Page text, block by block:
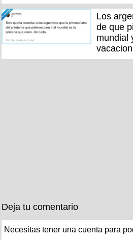
Los
de que
mundial
Deja tu comentario
Necesitas tener una cuenta para